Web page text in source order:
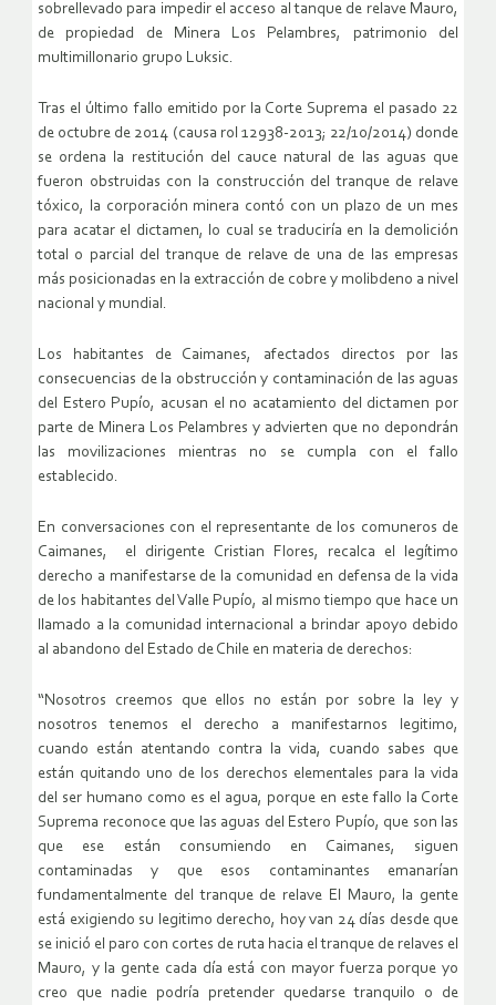
sobrellevado para impedir el acceso al tanque de relave Mauro,
de propiedad de Minera Los Pelambres, patrimonio del
multimillonario grupo Luksic.
Tras el último fallo emitido por la Corte Suprema el pasado 22
de octubre de 2014 (causa rol 12938-2013; 22/10/2014) donde
se ordena la restitución del cauce natural de las aguas que
fueron obstruidas con la construcción del tranque de relave
tóxico, la corporación minera contó con un plazo de un mes
para acatar el dictamen, lo cual se traduciría en la demolición
total o parcial del tranque de relave de una de las empresas
más posicionadas en la extracción de cobre y molibdeno a nivel
nacional y mundial.
Los habitantes de Caimanes, afectados directos por las
consecuencias de la obstrucción y contaminación de las aguas
del Estero Pupío, acusan el no acatamiento del dictamen por
parte de Minera Los Pelambres y advierten que no depondrán
las movilizaciones mientras no se cumpla con el fallo
establecido.
En conversaciones con el representante de los comuneros de
Caimanes, el dirigente Cristian Flores, recalca el legítimo
derecho a manifestarse de la comunidad en defensa de la vida
de los habitantes del Valle Pupío, al mismo tiempo que hace un
llamado a la comunidad internacional a brindar apoyo debido
al abandono del Estado de Chile en materia de derechos:
“Nosotros creemos que ellos no están por sobre la ley y
nosotros tenemos el derecho a manifestarnos legitimo,
cuando están atentando contra la vida, cuando sabes que
están quitando uno de los derechos elementales para la vida
del ser humano como es el agua, porque en este fallo la Corte
Suprema reconoce que las aguas del Estero Pupío, que son las
que ese están consumiendo en Caimanes, siguen
contaminadas y que esos contaminantes emanarían
fundamentalmente del tranque de relave El Mauro, la gente
está exigiendo su legitimo derecho, hoy van 24 días desde que
se inició el paro con cortes de ruta hacia el tranque de relaves el
Mauro, y la gente cada día está con mayor fuerza porque yo
creo que nadie podría pretender quedarse tranquilo o de